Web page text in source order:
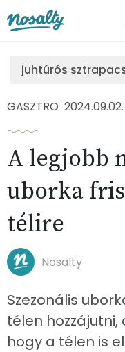
juhtúrós
GASZTRO 2024.09.02.
A legjobb
uborka
télire
Nosalty
Szezonális
télen
hogy a télen is